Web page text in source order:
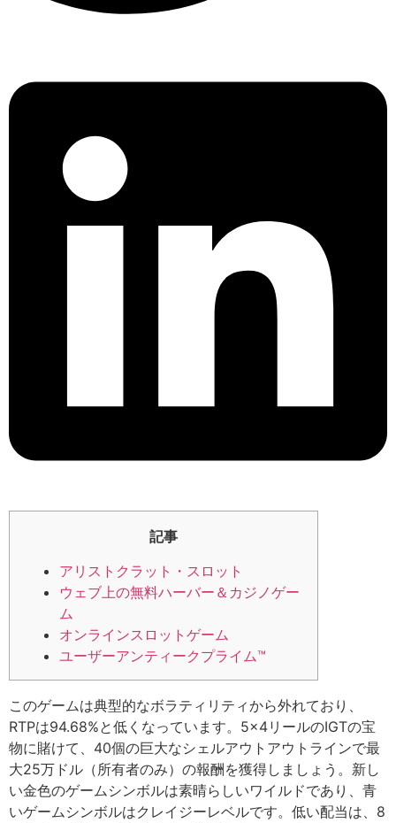
記事
アリストクラット・スロット
ウェブ上の無料ハーバー＆カジノゲー
ム
オンラインスロットゲーム
ユーザーアンティークプライム™
このゲームは典型的なボラティリティから外れており、
RTPは94.68%と低くなっています。5×4リールのIGTの宝
物に賭けて、40個の巨大なシェルアウトアウトラインで最
大25万ドル（所有者のみ）の報酬を獲得しましょう。新し
い金色のゲームシンボルは素晴らしいワイルドであり、青
いゲームシンボルはクレイジーレベルです。低い配当は、8